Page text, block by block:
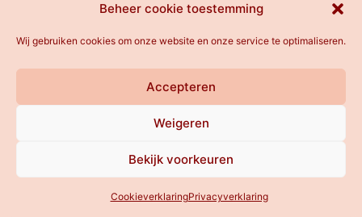
Beheer cookie toestemming
Wij gebruiken cookies om onze website en onze service te optimaliseren.
Accepteren
Weigeren
Bekijk voorkeuren
CookieverklaringPrivacyverklaring
All rights reserved